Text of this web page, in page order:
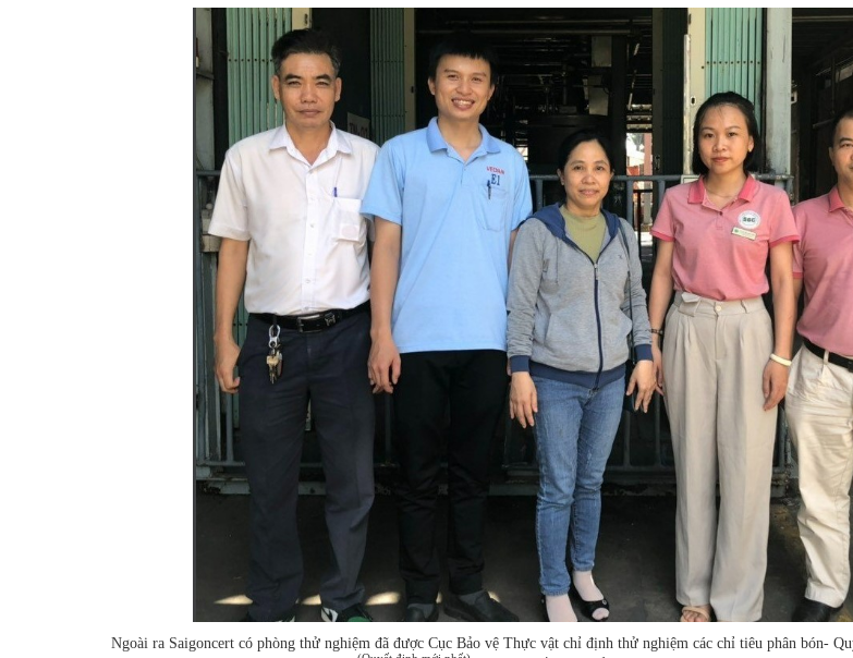
Ngoài ra Saigoncert có phòng thử nghiệm đã được Cục Bảo vệ Thực vật chỉ định thử nghiệm các chỉ tiêu phân bón-